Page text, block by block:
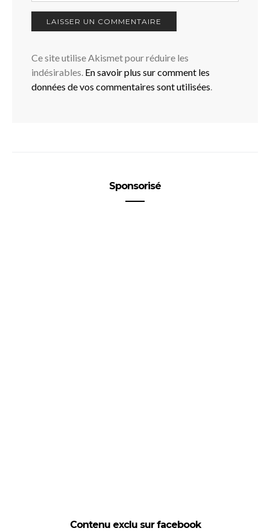
Ce site utilise Akismet pour réduire les
indésirables. En savoir plus sur comment les
données de vos commentaires sont utilisées.
Sponsorisé
Contenu exclu sur facebook